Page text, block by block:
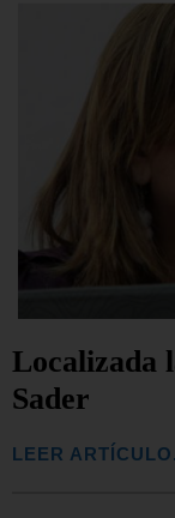
Localizada
Sader
LEER